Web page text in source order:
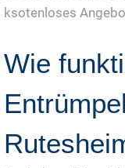
ksotenloses
Wie